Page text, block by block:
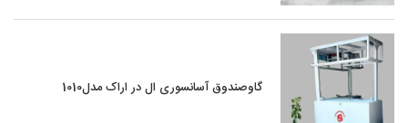
گاوصندوق آسانسوری ال در اراک مدل1010